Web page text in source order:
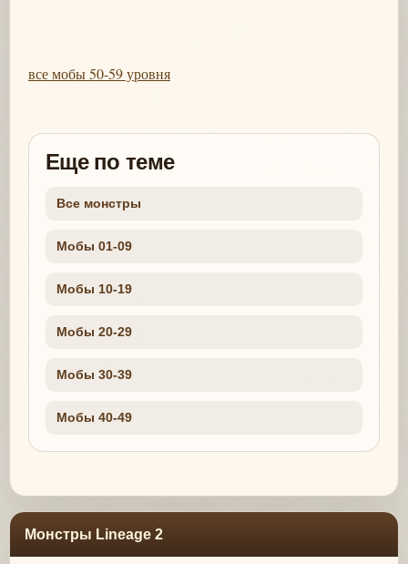
все мобы 50-59 уровня
Еще по теме
Все монстры
Мобы 01-09
Мобы 10-19
Мобы 20-29
Мобы 30-39
Мобы 40-49
Монстры Lineage 2